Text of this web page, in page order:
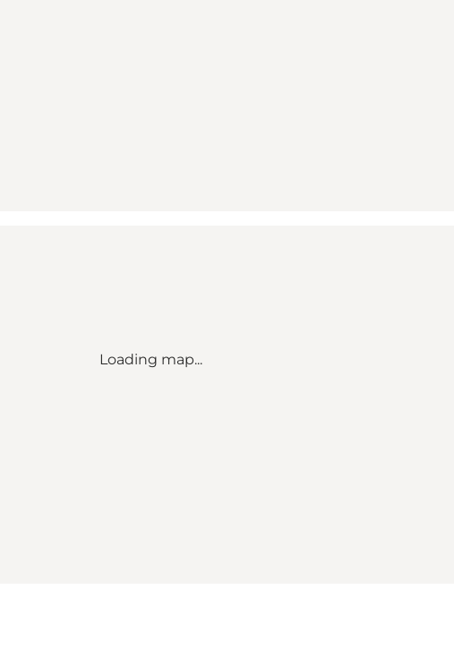
Loading map...